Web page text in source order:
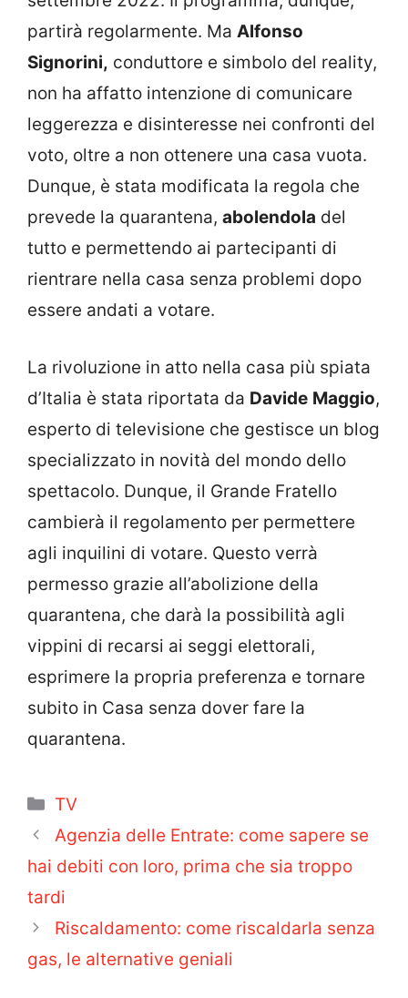
partirà regolarmente. Ma Alfonso
Signorini, conduttore e simbolo del reality,
non ha affatto intenzione di comunicare
leggerezza e disinteresse nei confronti del
voto, oltre a non ottenere una casa vuota.
Dunque, è stata modificata la regola che
prevede la quarantena, abolendola del
tutto e permettendo ai partecipanti di
rientrare nella casa senza problemi dopo
essere andati a votare.
La rivoluzione in atto nella casa più spiata
d’Italia è stata riportata da Davide Maggio,
esperto di televisione che gestisce un blog
specializzato in novità del mondo dello
spettacolo. Dunque, il Grande Fratello
cambierà il regolamento per permettere
agli inquilini di votare. Questo verrà
permesso grazie all’abolizione della
quarantena, che darà la possibilità agli
vippini di recarsi ai seggi elettorali,
esprimere la propria preferenza e tornare
subito in Casa senza dover fare la
quarantena.
Categorie
TV
Agenzia delle Entrate: come sapere se
hai debiti con loro, prima che sia troppo
tardi
Riscaldamento: come riscaldarla senza
gas, le alternative geniali